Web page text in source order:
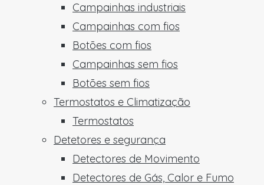
Campainhas industriais
Campainhas com fios
Botões com fios
Campainhas sem fios
Botões sem fios
Termostatos e Climatização
Termostatos
Detetores e segurança
Detectores de Movimento
Detectores de Gás, Calor e Fumo